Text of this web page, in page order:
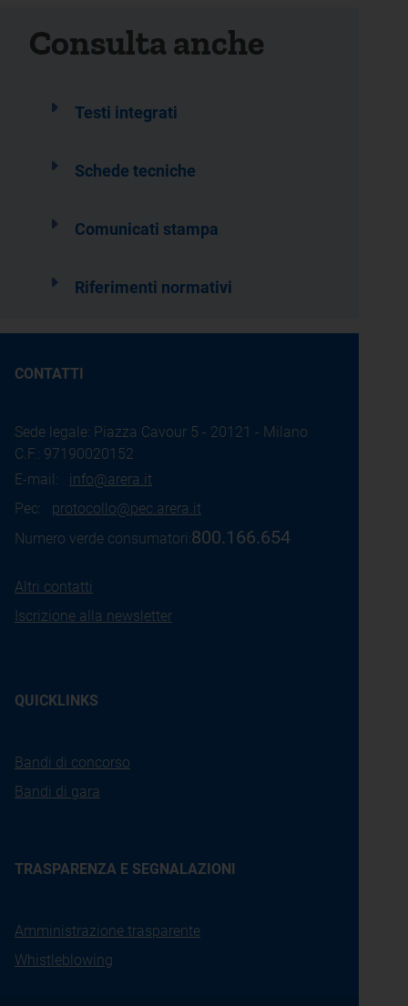
Consulta anche
Testi integrati
Schede tecniche
Comunicati stampa
Riferimenti normativi
CONTATTI
Sede legale: Piazza Cavour 5 - 20121 - Milano
C.F.: 97190020152
E-mail: info@arera.it
Pec: protocollo@pec.arera.it
Numero verde consumatori:800.166.654
Altri contatti
Iscrizione alla newsletter
QUICKLINKS
Bandi di concorso
Bandi di gara
TRASPARENZA E SEGNALAZIONI
Amministrazione trasparente
Whistleblowing